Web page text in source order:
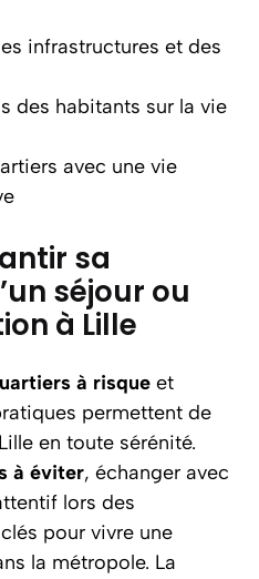
infrastructures et des
des habitants sur la vie
avec une vie
sa
séjour ou
à Lille
à risque et
permettent de
en toute sérénité.
à éviter, échanger avec
lors des
pour vivre une
la métropole. La